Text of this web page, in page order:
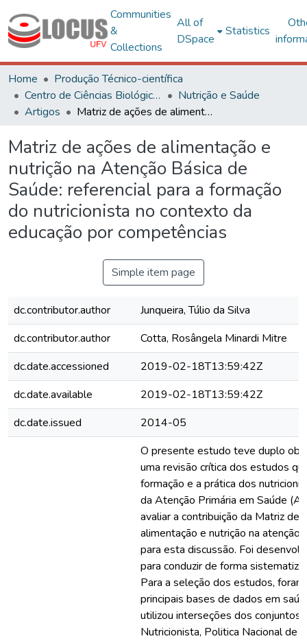
Communities
&
Collections
All of
DSpace
Statistics
Home
Produção Técnico-científica
Centro de Ciências Biológicas e da Saúde
Nutrição e Saúde
Artigos
Matriz de ações de alimentação e nutrição na Atenção Básica de Saúde: referencial para a formação do nutricionista no contexto da educação por competências
Matriz de ações de alimentação e
nutrição na Atenção Básica de
Saúde: referencial para a formação
do nutricionista no contexto da
educação por competências
Simple item page
dc.contributor.author
Junqueira, Túlio da Silva
dc.contributor.author
Cotta, Rosângela Minardi Mitre
dc.date.accessioned
2019-02-18T13:59:42Z
dc.date.available
2019-02-18T13:59:42Z
dc.date.issued
2014-05
O presente estudo teve duplo
uma revisão crítica dos estudos
formação e a prática dos
da Atenção Primária em Saúde
avaliar a contribuição da Matriz de
alimentação e nutrição na atenção
para esta discussão. Foi
para conduzir de forma
Para a seleção dos estudos,
principais bases de dados em
utilizou interseções dos conjuntos
Nutricionista, Politica Nacional de